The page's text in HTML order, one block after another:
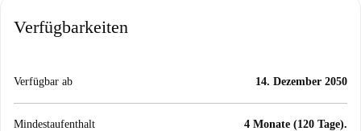
Verfügbarkeiten
Verfügbar ab 14. Dezember 2050
Mindestaufenthalt 4 Monate (120 Tage).